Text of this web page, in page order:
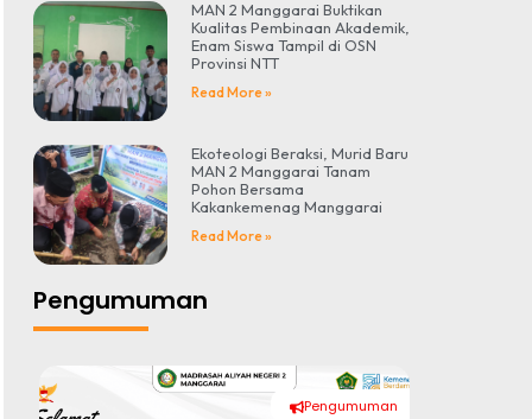
MAN 2 Manggarai Buktikan
Kualitas Pembinaan Akademik,
Enam Siswa Tampil di OSN
Provinsi NTT
Read More »
Ekoteologi Beraksi, Murid Baru
MAN 2 Manggarai Tanam
Pohon Bersama
Kakankemenag Manggarai
Read More »
Pengumuman
Pengumuman